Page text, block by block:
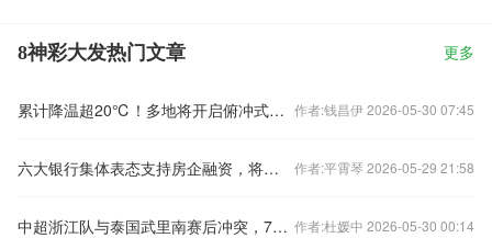
8神彩大发热门文章 更多
累计降温超20℃！多地将开启俯冲式降温 作者:钱昌伊 2026-05-30 07:45
六大银行集体表态支持房企融资，将如何影响楼市？ 作者:平霄琴 2026-05-29 21:58
中超浙江队与泰国武里南赛后冲突，7人被禁赛48场 作者:杜媛中 2026-05-30 00:14